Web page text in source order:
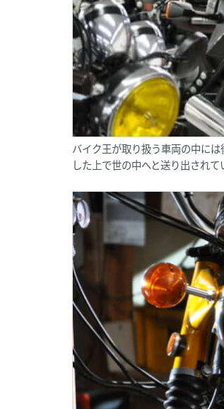
バイク王が取り扱う車両の中に
した上で世の中へと送り出されて